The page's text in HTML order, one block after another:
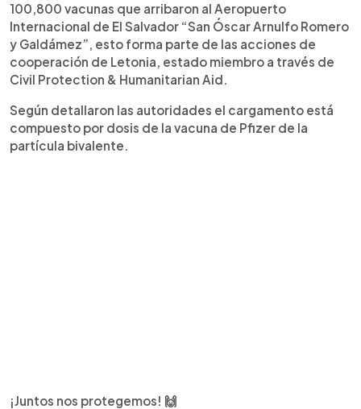
100,800 vacunas que arribaron al Aeropuerto
Internacional de El Salvador “San Óscar Arnulfo Romero
y Galdámez”, esto forma parte de las acciones de
cooperación de Letonia, estado miembro a través de
Civil Protection & Humanitarian Aid.
Según detallaron las autoridades el cargamento está
compuesto por dosis de la vacuna de Pfizer de la
partícula bivalente.
¡Juntos nos protegemos! 🙌